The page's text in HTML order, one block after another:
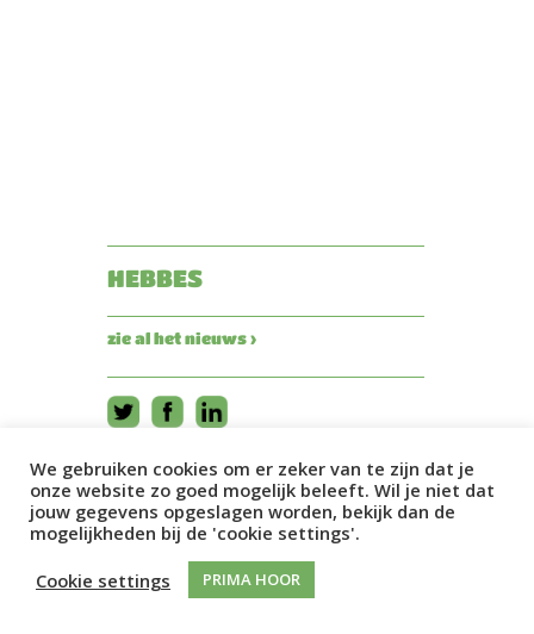
HEBBES
zie al het nieuws ›
We gebruiken cookies om er zeker van te zijn dat je
onze website zo goed mogelijk beleeft. Wil je niet dat
jouw gegevens opgeslagen worden, bekijk dan de
mogelijkheden bij de 'cookie settings'.
Cookie settings
PRIMA HOOR